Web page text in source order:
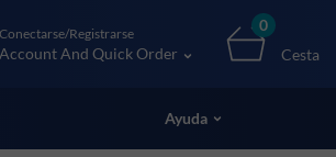
Conectarse/Registrarse
Account And Quick Order
0
Cesta
Ayuda